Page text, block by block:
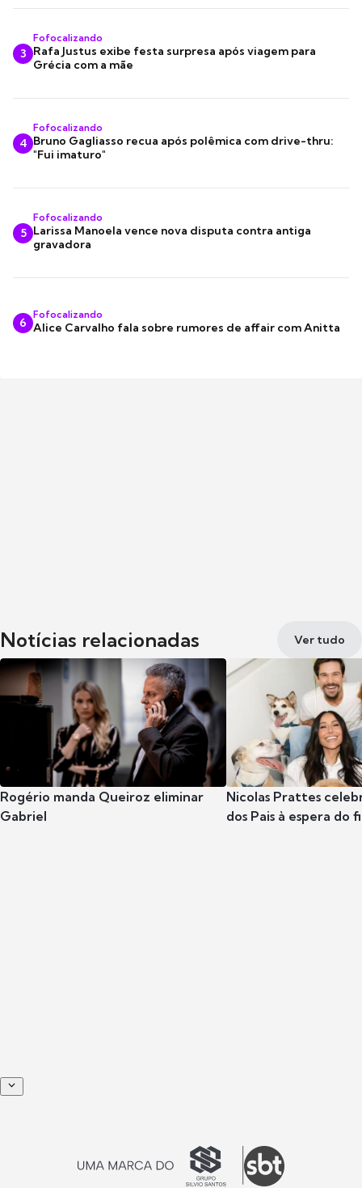
3
Fofocalizando
Rafa Justus exibe festa surpresa após viagem para
Grécia com a mãe
4
Fofocalizando
Bruno Gagliasso recua após polêmica com drive-thru:
"Fui imaturo"
5
Fofocalizando
Larissa Manoela vence nova disputa contra antiga
gravadora
6
Fofocalizando
Alice Carvalho fala sobre rumores de affair com Anitta
Notícias relacionadas Ver tudo
Rogério manda Queiroz eliminar
Gabriel
Nicolas Prattes
dos Pais à espera do